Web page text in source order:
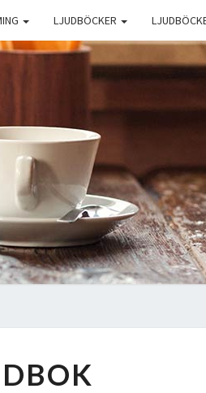
LJUDBÖCKER